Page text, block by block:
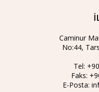
Caminur
No:44,
Tel:
Faks:
E-Posta: